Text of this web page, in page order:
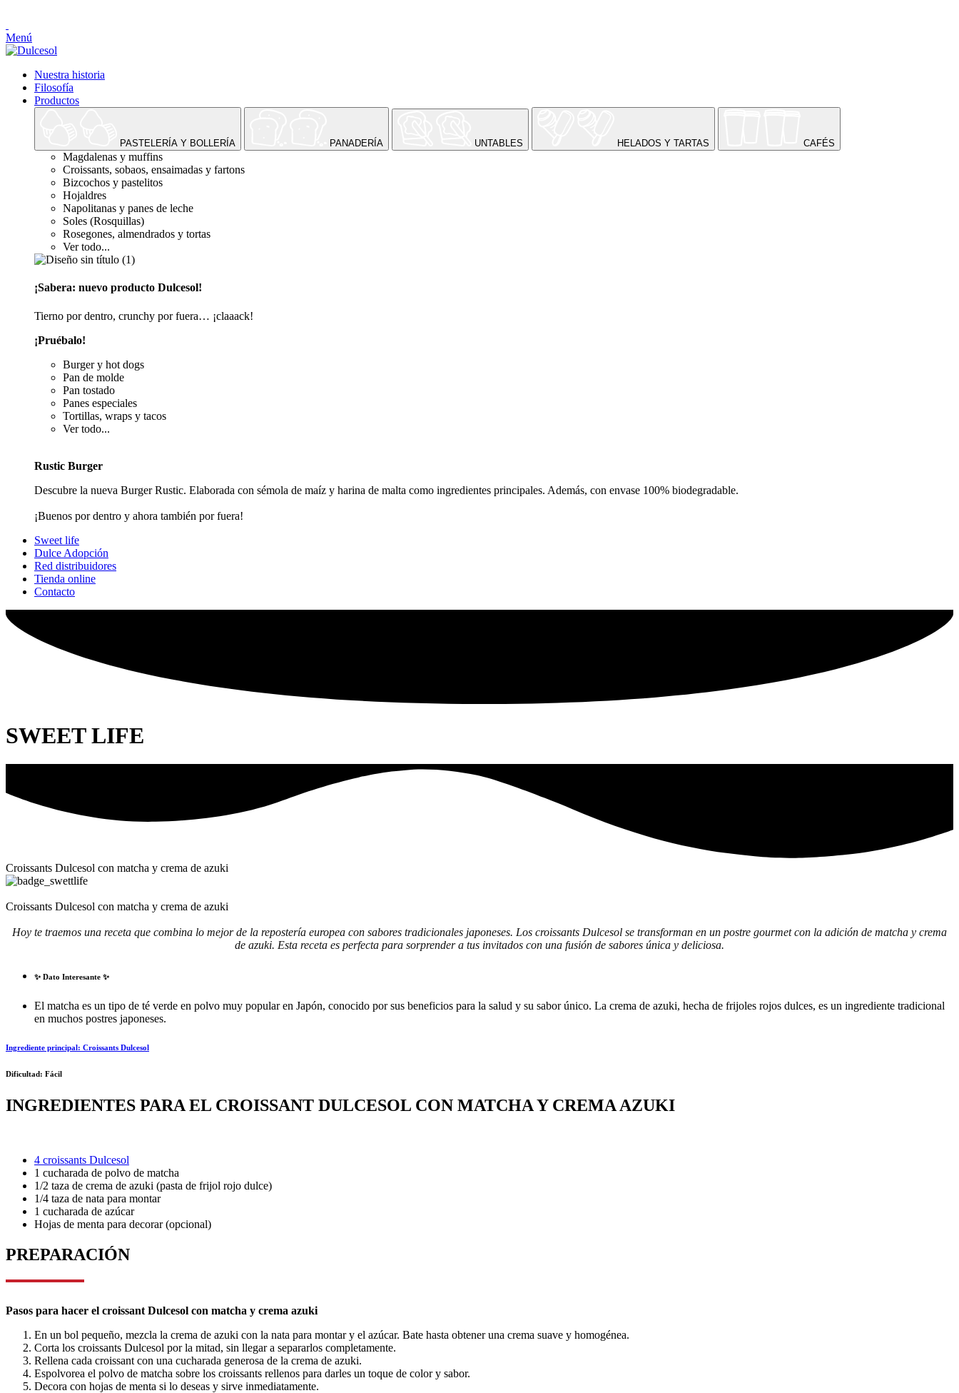
Menú
Nuestra historia
Filosofía
Productos
PASTELERÍA Y BOLLERÍA PANADERÍA UNTABLES HELADOS Y TARTAS CAFÉS
Magdalenas y muffins
Croissants, sobaos, ensaimadas y fartons
Bizcochos y pastelitos
Hojaldres
Napolitanas y panes de leche
Soles (Rosquillas)
Rosegones, almendrados y tortas
Ver todo...
¡Sabera: nuevo producto Dulcesol!
Tierno por dentro, crunchy por fuera… ¡claaack!
¡Pruébalo!
Burger y hot dogs
Pan de molde
Pan tostado
Panes especiales
Tortillas, wraps y tacos
Ver todo...
Rustic Burger
Descubre la nueva Burger Rustic. Elaborada con sémola de maíz y harina de malta como ingredientes principales. Además, con envase 100% biodegradable.
¡Buenos por dentro y ahora también por fuera!
Sweet life
Dulce Adopción
Red distribuidores
Tienda online
Contacto
SWEET LIFE
Croissants Dulcesol con matcha y crema de azuki
Croissants Dulcesol con matcha y crema de azuki
Hoy te traemos una receta que combina lo mejor de la repostería europea con sabores tradicionales japoneses. Los croissants Dulcesol se transforman en un postre gourmet con la adición de matcha y crema
de azuki. Esta receta es perfecta para sorprender a tus invitados con una fusión de sabores única y deliciosa.
✨ Dato Interesante ✨
El matcha es un tipo de té verde en polvo muy popular en Japón, conocido por sus beneficios para la salud y su sabor único. La crema de azuki, hecha de frijoles rojos dulces, es un ingrediente tradicional
en muchos postres japoneses.
Ingrediente principal: Croissants Dulcesol
Dificultad: Fácil
INGREDIENTES PARA EL CROISSANT DULCESOL CON MATCHA Y CREMA AZUKI
4 croissants Dulcesol
1 cucharada de polvo de matcha
1/2 taza de crema de azuki (pasta de frijol rojo dulce)
1/4 taza de nata para montar
1 cucharada de azúcar
Hojas de menta para decorar (opcional)
PREPARACIÓN
Pasos para hacer el croissant Dulcesol con matcha y crema azuki
En un bol pequeño, mezcla la crema de azuki con la nata para montar y el azúcar. Bate hasta obtener una crema suave y homogénea.
Corta los croissants Dulcesol por la mitad, sin llegar a separarlos completamente.
Rellena cada croissant con una cucharada generosa de la crema de azuki.
Espolvorea el polvo de matcha sobre los croissants rellenos para darles un toque de color y sabor.
Decora con hojas de menta si lo deseas y sirve inmediatamente.